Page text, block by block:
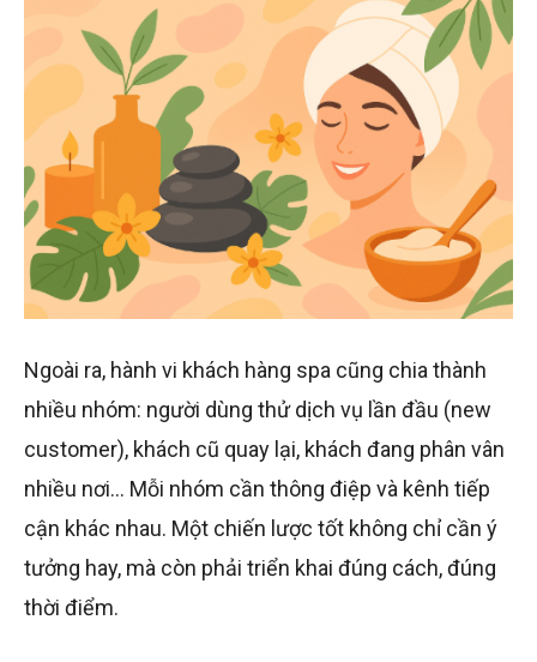
Ngoài ra, hành vi khách hàng spa cũng chia thành
nhiều nhóm: người dùng thử dịch vụ lần đầu (new
customer), khách cũ quay lại, khách đang phân vân
nhiều nơi… Mỗi nhóm cần thông điệp và kênh tiếp
cận khác nhau. Một chiến lược tốt không chỉ cần ý
tưởng hay, mà còn phải triển khai đúng cách, đúng
thời điểm.